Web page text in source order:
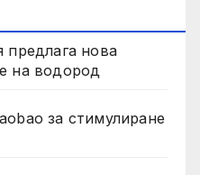
предлага нова
на водород
за стимулиране